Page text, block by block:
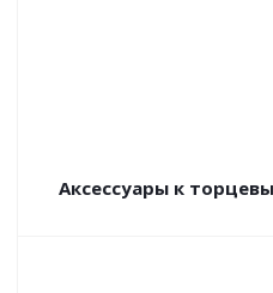
Аксессуары к